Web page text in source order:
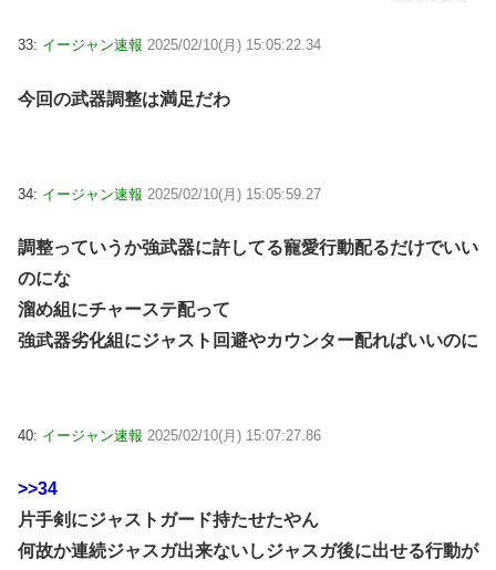
33: イージャン速報 2025/02/10(月) 15:05:22.34
今回の武器調整は満足だわ
34: イージャン速報 2025/02/10(月) 15:05:59.27
調整っていうか強武器に許してる寵愛行動配るだけでいい
のにな
溜め組にチャーステ配って
強武器劣化組にジャスト回避やカウンター配ればいいのに
40: イージャン速報 2025/02/10(月) 15:07:27.86
>>34
片手剣にジャストガード持たせたやん
何故か連続ジャスガ出来ないしジャスガ後に出せる行動が